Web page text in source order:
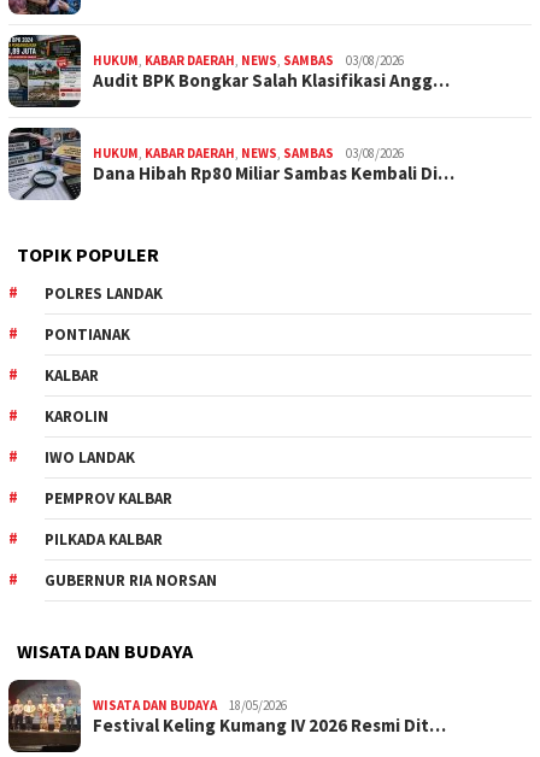
HUKUM, KABAR DAERAH, NEWS, SAMBAS 03/08/2026
Audit BPK Bongkar Salah Klasifikasi Angg…
HUKUM, KABAR DAERAH, NEWS, SAMBAS 03/08/2026
Dana Hibah Rp80 Miliar Sambas Kembali Di…
TOPIK POPULER
POLRES LANDAK
PONTIANAK
KALBAR
KAROLIN
IWO LANDAK
PEMPROV KALBAR
PILKADA KALBAR
GUBERNUR RIA NORSAN
WISATA DAN BUDAYA
WISATA DAN BUDAYA 18/05/2026
Festival Keling Kumang IV 2026 Resmi Dit…